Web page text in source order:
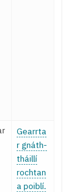
Gearrta
r gnáth-
tháillí
rochtan
a poiblí.